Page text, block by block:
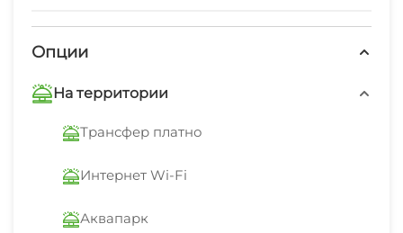
Опции
На территории
Трансфер платно
Интернет Wi-Fi
Аквапарк